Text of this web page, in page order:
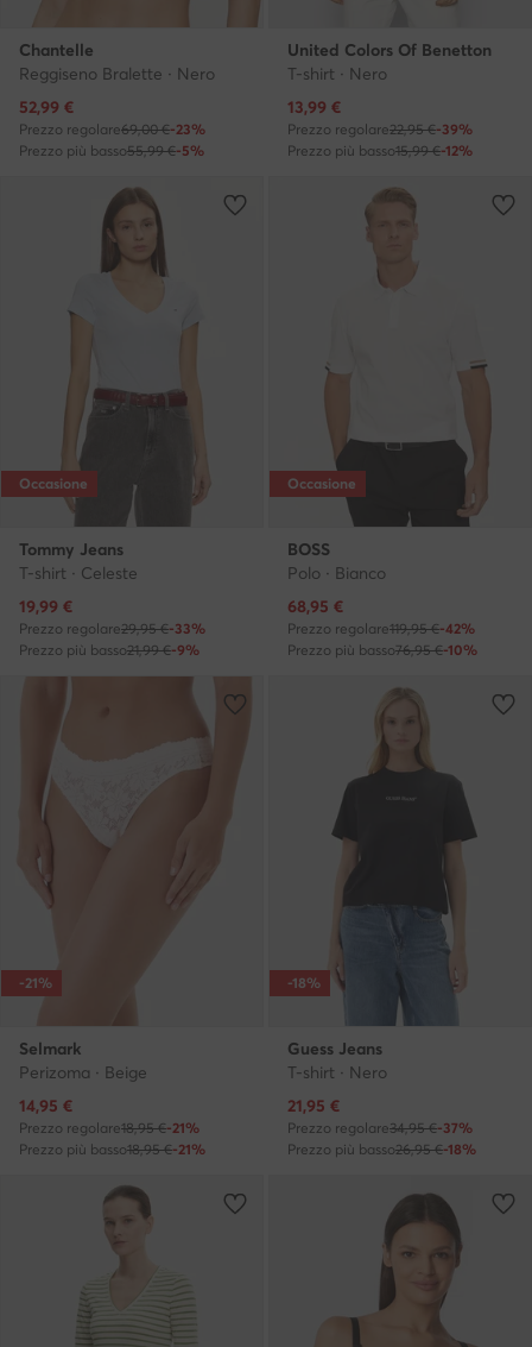
Chantelle
Reggiseno Bralette · Nero
Prezzo attuale
52,99 €
Prezzo regolare69,00 €-23%
Prezzo più basso55,99 €-5%
United Colors Of Benetton
T-shirt · Nero
Prezzo attuale
13,99 €
Prezzo regolare22,95 €-39%
Prezzo più basso15,99 €-12%
Occasione
Tommy Jeans
T-shirt · Celeste
Prezzo attuale
19,99 €
Prezzo regolare29,95 €-33%
Prezzo più basso21,99 €-9%
Occasione
BOSS
Polo · Bianco
Prezzo attuale
68,95 €
Prezzo regolare119,95 €-42%
Prezzo più basso76,95 €-10%
-21%
Selmark
Perizoma · Beige
Prezzo attuale
14,95 €
Prezzo regolare18,95 €-21%
Prezzo più basso18,95 €-21%
-18%
Guess Jeans
T-shirt · Nero
Prezzo attuale
21,95 €
Prezzo regolare34,95 €-37%
Prezzo più basso26,95 €-18%